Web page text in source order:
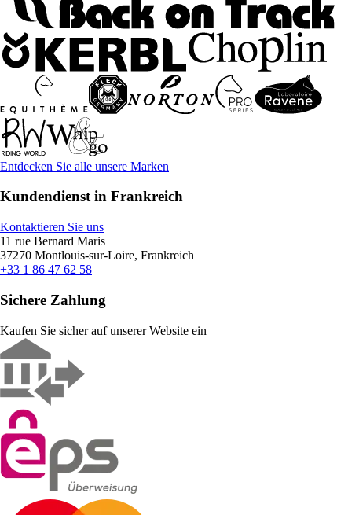
Entdecken Sie alle unsere Marken
Kundendienst in Frankreich
Kontaktieren Sie uns
11 rue Bernard Maris
37270 Montlouis-sur-Loire, Frankreich
+33 1 86 47 62 58
Sichere Zahlung
Kaufen Sie sicher auf unserer Website ein